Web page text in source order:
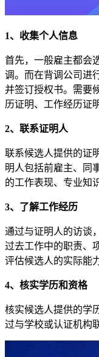
1、收集个人信息
首先，一般雇主都会
调。而在背调公司进
并签订授权书。需要
历证明、工作经历证
2、联系证明人
联系候选人提供的证
明人包括前雇主、同
的工作表现、专业知
3、了解工作经历
通过与证明人的访谈
过去工作中的职责、
评估候选人的实际能
4、核实学历和资格
核实候选人提供的学
过与学校或认证机构